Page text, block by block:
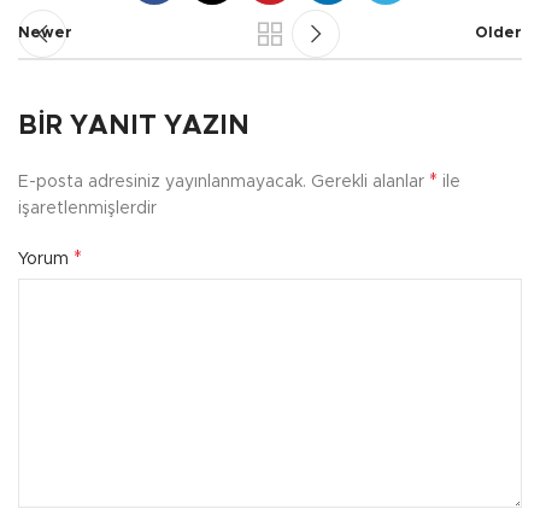
Newer Older
BIR YANIT YAZIN
E-posta adresiniz yayınlanmayacak. Gerekli alanlar * ile
işaretlenmişlerdir
Yorum *